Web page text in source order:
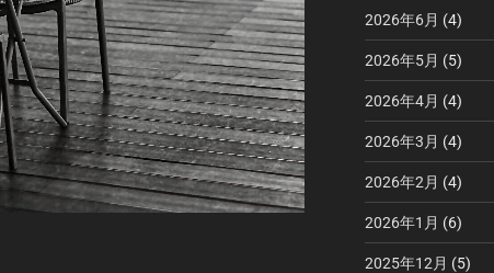
2026年6月 (4)
2026年5月 (5)
2026年4月 (4)
2026年3月 (4)
2026年2月 (4)
2026年1月 (6)
2025年12月 (5)